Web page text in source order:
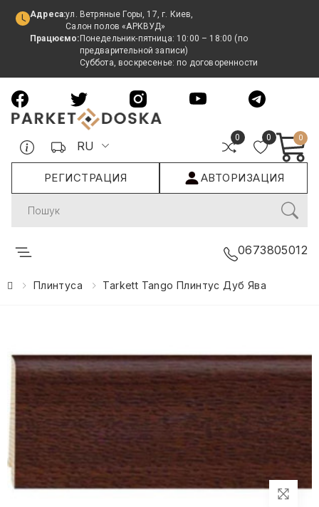
Адреса:ул. Ветряные Горы, 17, г. Киев,
Салон полов «АРКВУД»
Працюємо: Понедельник-пятница: 10:00 – 18:00 (по
предварительной записи)
Суббота, воскресенье: по договоренности
RU
0 0 0
РЕГИСТРАЦИЯ АВТОРИЗАЦИЯ
Search
0673805012
Плинтуса Tarkett Tango Плинтус Дуб Ява